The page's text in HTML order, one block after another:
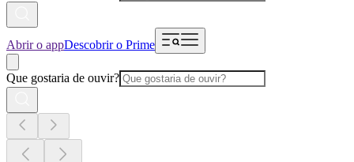
Abrir o appDescobrir o Prime
Que gostaria de ouvir?